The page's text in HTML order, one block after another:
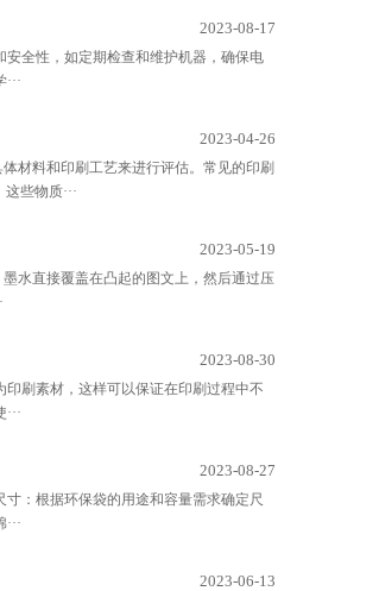
2023-08-17
全性，如定期检查和维护机器，确保电
2023-04-26
材料和印刷工艺来进行评估。常见的印刷
些物质···
2023-05-19
水直接覆盖在凸起的图文上，然后通过压
2023-08-30
刷素材，这样可以保证在印刷过程中不
2023-08-27
：根据环保袋的用途和容量需求确定尺
2023-06-13